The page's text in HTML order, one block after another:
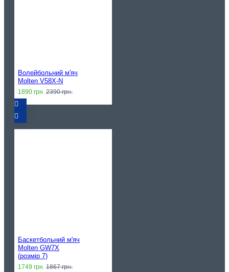
Волейбольний м'яч
Molten V58X-N
1890 грн. 2390 грн.
Баскетбольний м'яч
Molten GW7X
(розмір 7)
1749 грн. 1867 грн.